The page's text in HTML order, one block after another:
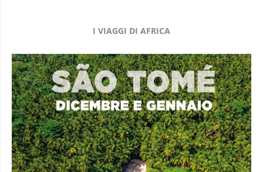
I VIAGGI DI AFRICA